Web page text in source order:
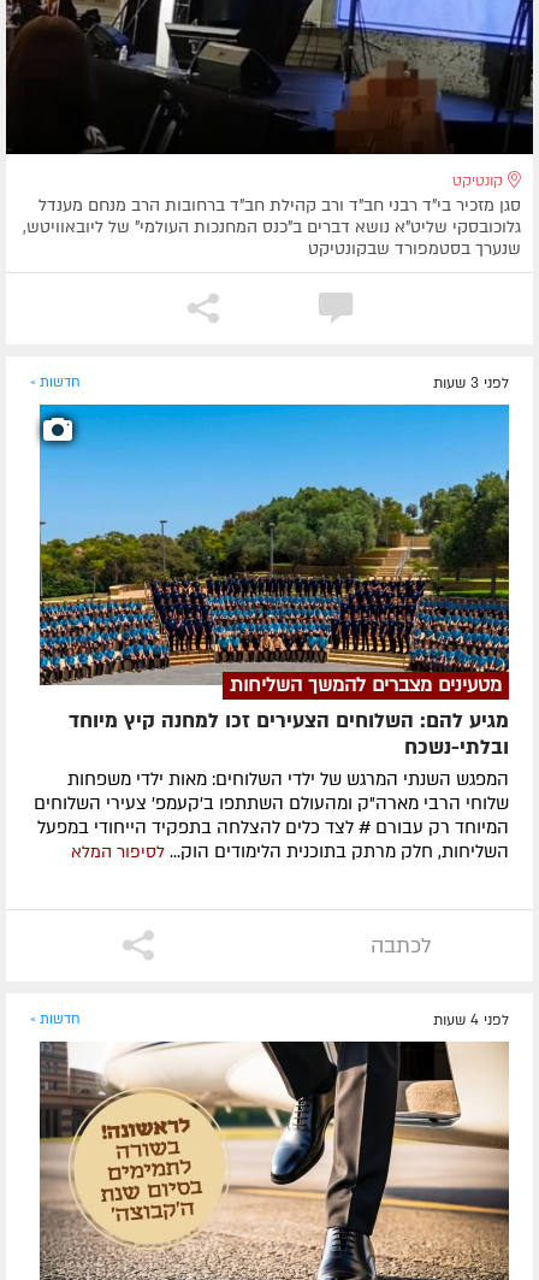
קונטיקט
סגן מזכיר בי"ד רבני חב"ד ורב קהילת חב"ד ברחובות הרב מנחם מענדל
גלוכובסקי שליט"א נושא דברים ב"כנס המחנכות העולמי" של ליובאוויטש,
שנערך בסטמפורד שבקונטיקט
לפני 3 שעות חדשות »
מטעינים מצברים להמשך השליחות
מגיע להם: השלוחים הצעירים זכו למחנה קיץ מיוחד
ובלתי-נשכח
המפגש השנתי המרגש של ילדי השלוחים: מאות ילדי משפחות
שלוחי הרבי מארה"ק ומהעולם השתתפו ב'קעמפ' צעירי השלוחים
המיוחד רק עבורם # לצד כלים להצלחה בתפקיד הייחודי במפעל
השליחות, חלק מרתק בתוכנית הלימודים הוק... לסיפור המלא
לכתבה
לפני 4 שעות חדשות »